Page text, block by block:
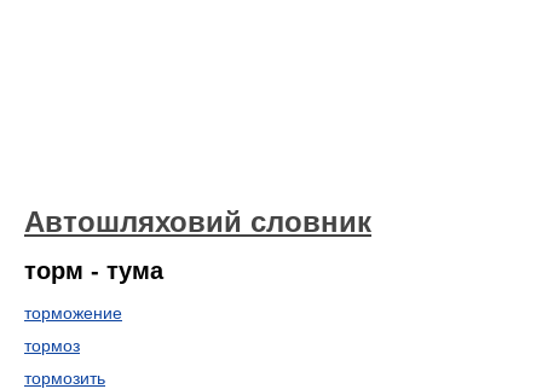
Автошляховий словник
торм - тума
торможение
тормоз
тормозить